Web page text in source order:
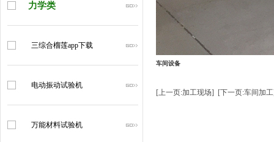
力学类
三综合榴莲app下载
电动振动试验机
万能材料试验机
车间设备
[上一页:加工现场] [下一页:车间加